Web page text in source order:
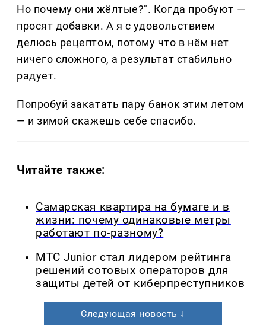
Но почему они жёлтые?". Когда пробуют —
просят добавки. А я с удовольствием
делюсь рецептом, потому что в нём нет
ничего сложного, а результат стабильно
радует.
Попробуй закатать пару банок этим летом
— и зимой скажешь себе спасибо.
Читайте также:
Самарская квартира на бумаге и в
жизни: почему одинаковые метры
работают по-разному?
МТС Junior стал лидером рейтинга
решений сотовых операторов для
защиты детей от киберпреступников
Следующая новость ↓